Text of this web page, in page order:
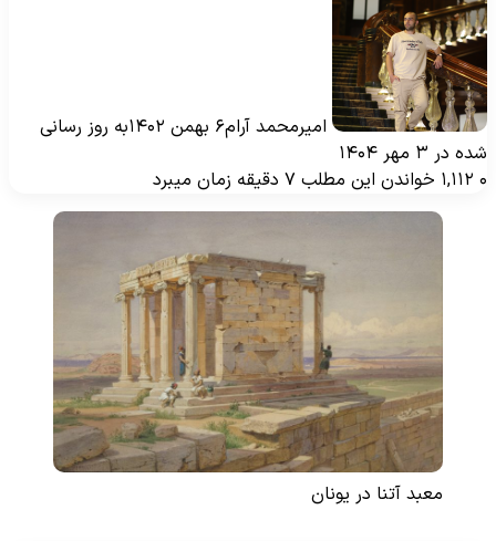
امیرمحمد آرام۶ بهمن ۱۴۰۲
به روز رسانی
در ۳ مهر ۱۴۰۴
خواندن این مطلب ۷ دقیقه زمان میبرد
معبد آتنا در یونان